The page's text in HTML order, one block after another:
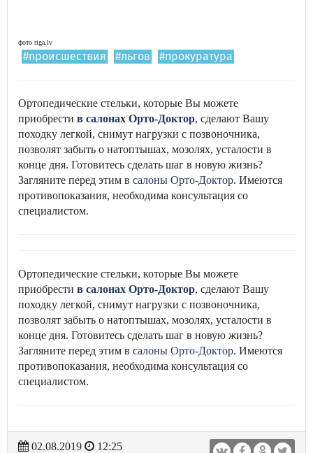
фото riga.lv
#происшествия #льгов #прокуратура
Ортопедические стельки, которые Вы можете
приобрести в салонах Орто-Доктор, сделают Вашу
походку легкой, снимут нагрузки с позвоночника,
позволят забыть о натоптышах, мозолях, усталости в
конце дня. Готовитесь сделать шаг в новую жизнь?
Загляните перед этим в салоны Орто-Доктор. Имеются
противопоказания, необходима консультация со
специалистом.
Ортопедические стельки, которые Вы можете
приобрести в салонах Орто-Доктор, сделают Вашу
походку легкой, снимут нагрузки с позвоночника,
позволят забыть о натоптышах, мозолях, усталости в
конце дня. Готовитесь сделать шаг в новую жизнь?
Загляните перед этим в салоны Орто-Доктор. Имеются
противопоказания, необходима консультация со
специалистом.
02.08.2019
12:25